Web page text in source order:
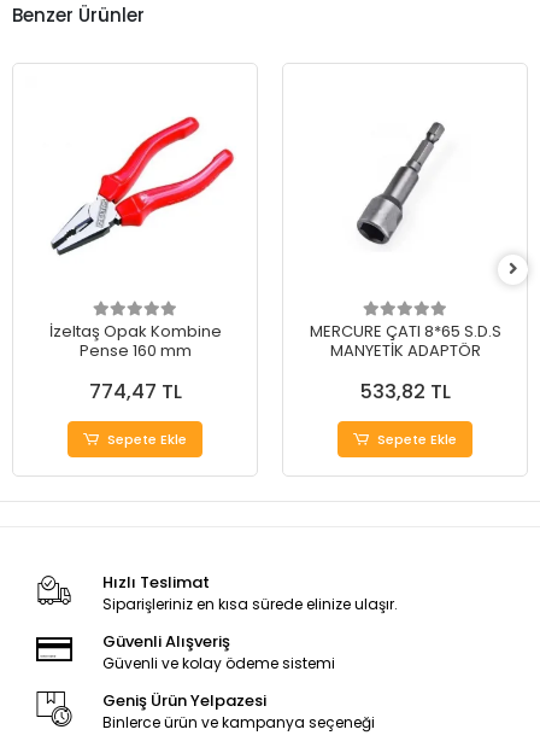
Benzer Ürünler
İzeltaş Opak Kombine
Pense 160 mm
774,47 TL
Sepete Ekle
MERCURE ÇATI 8*65 S.D.S
MANYETİK ADAPTÖR
533,82 TL
Sepete Ekle
Hızlı Teslimat
Siparişleriniz en kısa sürede elinize ulaşır.
Güvenli Alışveriş
Güvenli ve kolay ödeme sistemi
Geniş Ürün Yelpazesi
Binlerce ürün ve kampanya seçeneği